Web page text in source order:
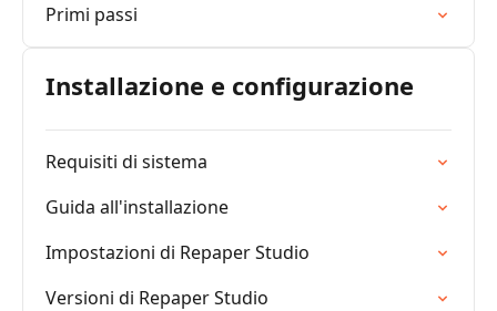
Primi passi
Installazione e configurazione
Requisiti di sistema
Guida all'installazione
Impostazioni di Repaper Studio
Versioni di Repaper Studio